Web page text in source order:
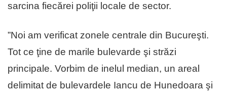
sarcina fiecărei poliţii locale de sector.
”Noi am verificat zonele centrale din Bucureşti.
Tot ce ţine de marile bulevarde şi străzi
principale. Vorbim de inelul median, un areal
delimitat de bulevardele Iancu de Hunedoara şi